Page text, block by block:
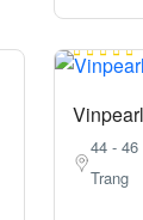
44 - 46
Trang